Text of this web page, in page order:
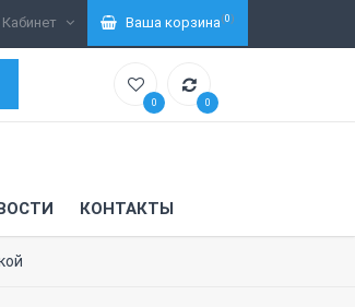
0 0
КОНТАКТЫ
Кабинет Ваша корзина(0)